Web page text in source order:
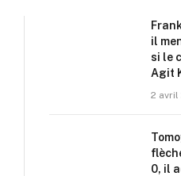
il
si le
Agit
2 avril
0, il